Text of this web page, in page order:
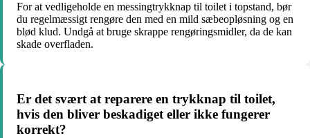
For at vedligeholde en messingtrykknap til toilet i topstand, bør
du regelmæssigt rengøre den med en mild sæbeopløsning og en
blød klud. Undgå at bruge skrappe rengøringsmidler, da de kan
skade overfladen.
Er det svært at reparere en trykknap til toilet,
hvis den bliver beskadiget eller ikke fungerer
korrekt?